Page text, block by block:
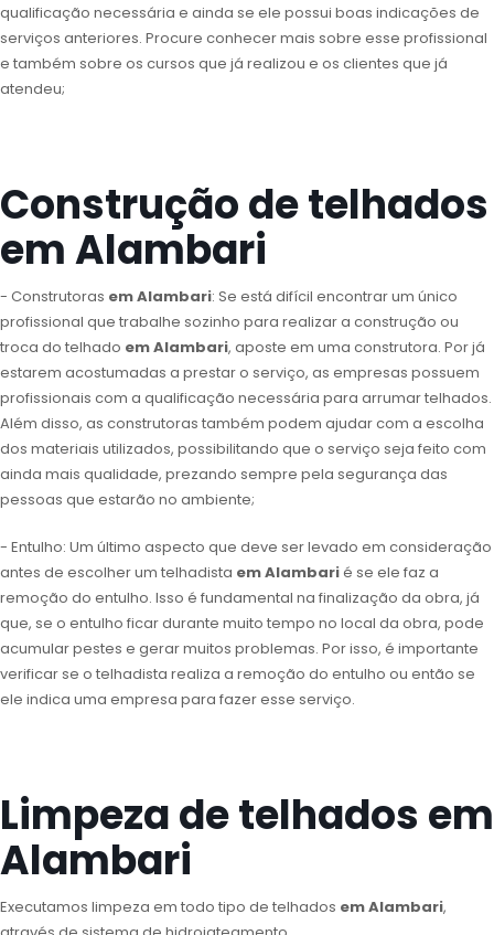
qualificação necessária e ainda se ele possui boas indicações de
serviços anteriores. Procure conhecer mais sobre esse profissional
e também sobre os cursos que já realizou e os clientes que já
atendeu;
Construção de telhados
em Alambari
- Construtoras em Alambari: Se está difícil encontrar um único
profissional que trabalhe sozinho para realizar a construção ou
troca do telhado em Alambari, aposte em uma construtora. Por já
estarem acostumadas a prestar o serviço, as empresas possuem
profissionais com a qualificação necessária para arrumar telhados.
Além disso, as construtoras também podem ajudar com a escolha
dos materiais utilizados, possibilitando que o serviço seja feito com
ainda mais qualidade, prezando sempre pela segurança das
pessoas que estarão no ambiente;
- Entulho: Um último aspecto que deve ser levado em consideração
antes de escolher um telhadista em Alambarié se ele faz a
remoção do entulho. Isso é fundamental na finalização da obra, já
que, se o entulho ficar durante muito tempo no local da obra, pode
acumular pestes e gerar muitos problemas. Por isso, é importante
verificar se o telhadista realiza a remoção do entulho ou então se
ele indica uma empresa para fazer esse serviço.
Limpeza de telhados em
Alambari
Executamos limpeza em todo tipo de telhados em Alambari,